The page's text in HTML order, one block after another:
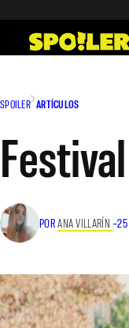
contenido
SPOILER ARTÍCULOS
PORANA VILLARÍN–25